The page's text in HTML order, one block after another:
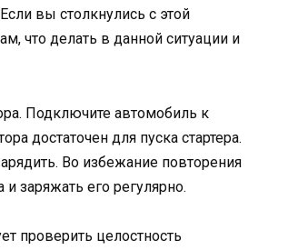
вы столкнулись с этой
что делать в данной ситуации и
Подключите автомобиль к
достаточен для пуска стартера.
Во избежание повторения
заряжать его регулярно.
проверить целостность